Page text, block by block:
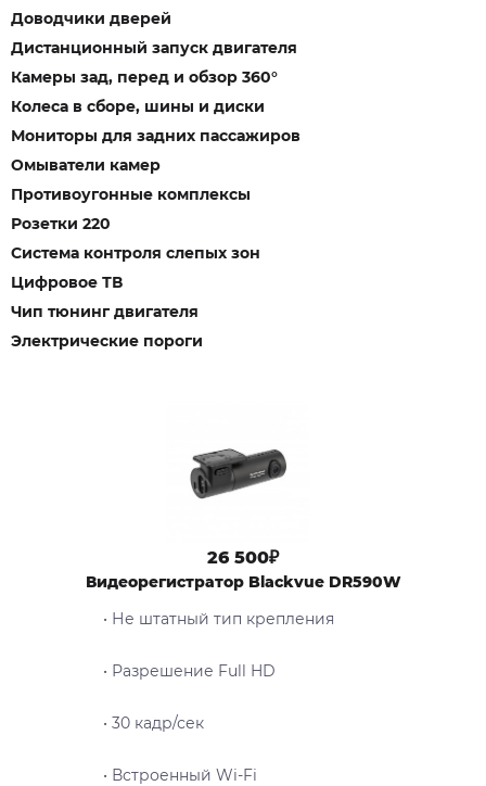
Доводчики дверей
Дистанционный запуск двигателя
Камеры зад, перед и обзор 360°
Колеса в сборе, шины и диски
Мониторы для задних пассажиров
Омыватели камер
Противоугонные комплексы
Розетки 220
Система контроля слепых зон
Цифровое ТВ
Чип тюнинг двигателя
Электрические пороги
26 500₽
Видеорегистратор Blackvue DR590W
• Не штатный тип крепления
• Разрешение Full HD
• 30 кадр/сек
• Встроенный Wi-Fi